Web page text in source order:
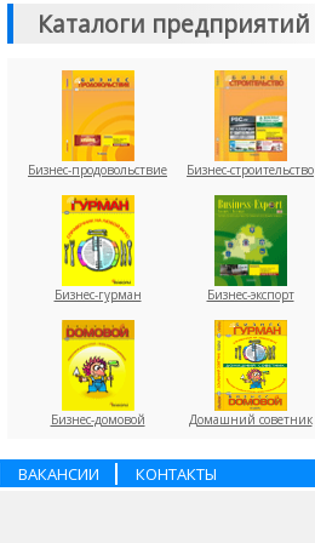
Каталоги предприятий
Бизнес-продовольствие Бизнес-строительство
Бизнес-гурман Бизнес-экспорт
Бизнес-домовой Домашний советник
ВАКАНСИИ КОНТАКТЫ